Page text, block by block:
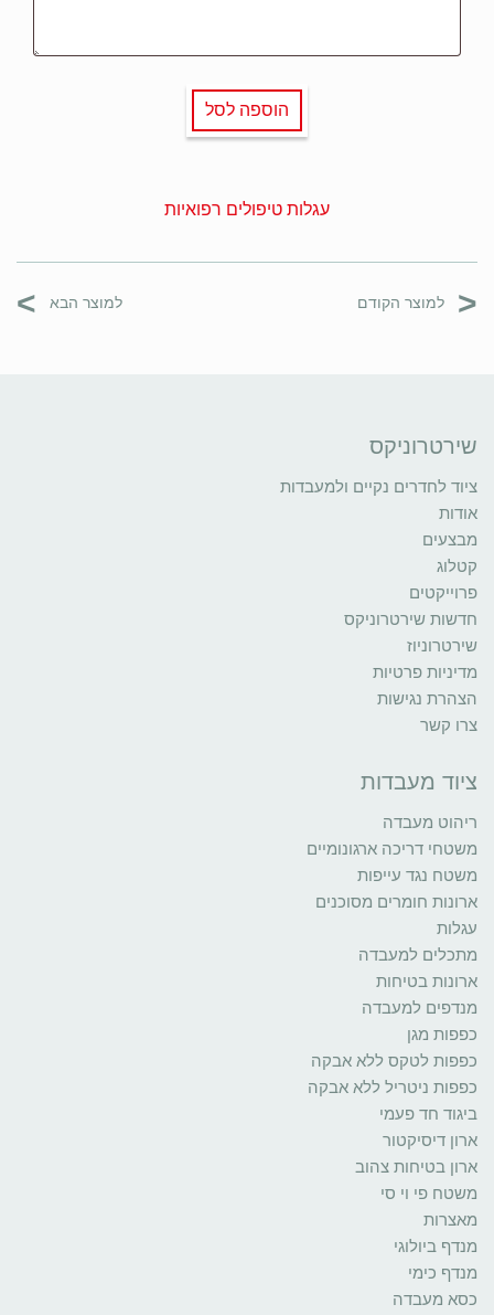
הוספה לסל
עגלות טיפולים רפואיות
< למוצר הקודם למוצר הבא >
שירטרוניקס
ציוד לחדרים נקיים ולמעבדות
אודות
מבצעים
קטלוג
פרוייקטים
חדשות שירטרוניקס
שירטרוניוז
מדיניות פרטיות
הצהרת נגישות
צרו קשר
ציוד מעבדות
ריהוט מעבדה
משטחי דריכה ארגונומיים
משטח נגד עייפות
ארונות חומרים מסוכנים
עגלות
מתכלים למעבדה
ארונות בטיחות
מנדפים למעבדה
כפפות מגן
כפפות לטקס ללא אבקה
כפפות ניטריל ללא אבקה
ביגוד חד פעמי
ארון דיסיקטור
ארון בטיחות צהוב
משטח פי וי סי
מאצרות
מנדף ביולוגי
מנדף כימי
כסא מעבדה